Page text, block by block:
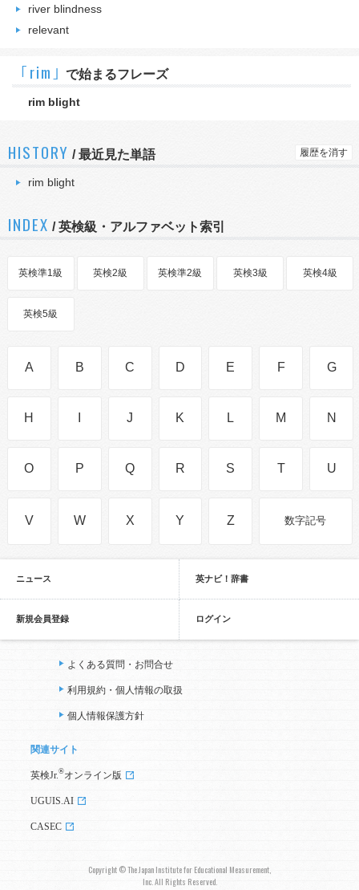
river blindness
relevant
｢rim｣ で始まるフレーズ
rim blight
HISTORY /最近見た単語 履歴を消す
rim blight
INDEX / 英検級・アルファベット索引
英検準1級 英検2級 英検準2級 英検3級 英検4級
英検5級
A B C D E F G
H J K L M N
O P Q R S T U
V W X Y Z 数字記号
ニュース 英ナビ！辞書
新規会員登録 ログイン
よくある質問・お問合せ
利用規約・個人情報の取扱
個人情報保護方針
関連サイト
英検Jr. ®オンライン版
UGUIS.AI
CASEC
Copyright © The Japan Institute for Educational Measurement,
Inc. All Rights Reserved.